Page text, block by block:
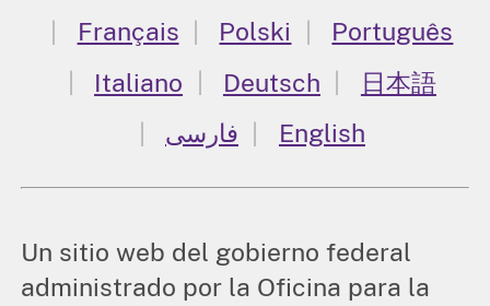
Français
Polski
Português
Italiano
Deutsch
日本語
فارسی
English
Un sitio web del gobierno federal
administrado por la Oficina para la